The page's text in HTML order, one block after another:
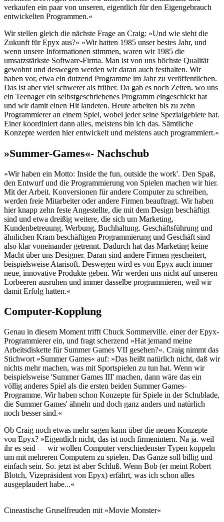
verkaufen ein paar von unseren, eigentlich für den Eigengebrauch
entwickelten Programmen.«
Wir stellen gleich die nächste Frage an Craig: »Und wie sieht die
Zukunft für Epyx aus?« »Wir hatten 1985 unser bestes Jahr, und
wenn unsere Informationen stimmen, waren wir 1985 die
umsatzstärkste Software-Firma. Man ist von uns höchste Qualität
gewohnt und deswegen werden wir daran auch festhalten. Wir
haben vor, etwa ein dutzend Programme im Jahr zu veröffentlichen.
Das ist aber viel schwerer als früher. Da gab es noch Zeiten. wo uns
ein Teenager ein selbstgeschriebenes Programm eingeschickt hat
und wir damit einen Hit landeten. Heute arbeiten bis zu zehn
Programmierer an einem Spiel, wobei jeder seine Spezialgebiete hat.
Einer koordiniert dann alles, meistens bin ich das. Sämtliche
Konzepte werden hier entwickelt und meistens auch programmiert.«
»Summer-Games«- Nachschub
»Wir haben ein Motto: Inside the fun, outside the work'. Den Spaß,
den Entwurf und die Programmierung von Spielen machen wir hier.
Mit der Arbeit. Konversionen für andere Computer zu schreiben,
werden freie Mitarbeiter oder andere Firmen beauftragt. Wir haben
hier knapp zehn feste Angestellte, die mit dem Design beschäftigt
sind und etwa dreißig weitere, die sich um Marketing,
Kundenbetreuung, Werbung, Buchhaltung. Geschäftsführung und
ähnlichen Kram beschäftigen Programmierung und Geschäft sind
also klar voneinander getrennt. Dadurch hat das Marketing keine
Macht über uns Designer. Daran sind andere Firmen gescheitert,
beispielsweise Atarisoft. Deswegen wird es von Epyx auch immer
neue, innovative Produkte geben. Wir werden uns nicht auf unseren
Lorbeeren ausruhen und immer dasselbe programmieren, weil wir
damit Erfolg hatten.«
Computer-Kopplung
Genau in diesem Moment trifft Chuck Sommerville. einer der Epyx-
Programmierer ein, und fragt scherzend »Hat jemand meine
Arbeitsdiskette für Summer Games VII gesehen?«. Craig nimmt das
Stichwort »Summer Games« auf: »Das heißt natürlich nicht, daß wir
nichts mehr machen, was mit Sportspielen zu tun hat. Wenn wir
beispielsweise 'Summer Games III' machen, dann wäre das ein
völlig anderes Spiel als die ersten beiden Summer Games-
Programme. Wir haben schon Konzepte für Spiele in der Schublade,
die Summer Games' ähneln und doch ganz anders und natürlich
noch besser sind.«
Ob Craig noch etwas mehr sagen kann über die neuen Konzepte
von Epyx? »Eigentlich nicht, das ist noch firmenintern. Na ja. weil
ihr es seid — wir wollen Computer verschiedenster Typen koppeln
um mit mehreren Computern zu spielen. Das Ganze soll billig und
einfach sein. So. jetzt ist aber Schluß. Wenn Bob (er meint Robert
Blotch, Vizepräsident von Epyx) erfährt, was ich schon alles
ausgeplaudert habe...«
Cineastische Gruselfreuden mit »Movie Monster«